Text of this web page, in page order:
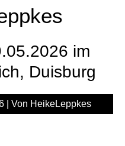
im
Duisburg
| Von HeikeLeppkes